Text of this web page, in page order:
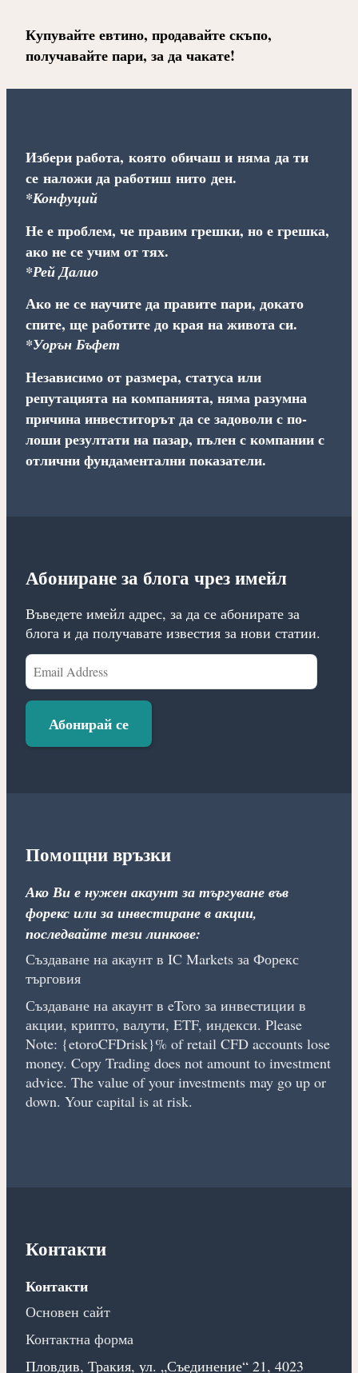
Купувайте евтино, продавайте скъпо,
получавайте пари, за да чакате!
Избери работа, която обичаш и няма да ти
се наложи да работиш нито ден.
*Конфуций
Не е проблем, че правим грешки, но е грешка,
ако не се учим от тях.
*Рей Далио
Ако не се научите да правите пари, докато
спите, ще работите до края на живота си.
*Уорън Бъфет
Независимо от размера, статуса или
репутацията на компанията, няма разумна
причина инвеститорът да се задоволи с по-
лоши резултати на пазар, пълен с компании с
отлични фундаментални показатели.
Абониране за блога чрез имейл
Въведете имейл адрес, за да се абонирате за
блога и да получавате известия за нови статии.
Email
Address
Абонирай се
Помощни връзки
Ако Ви е нужен акаунт за търгуване във
форекс или за инвестиране в акции,
последвайте тези линкове:
Създаване на акаунт в IC Markets за Форекс
търговия
Създаване на акаунт в eToro за инвестиции в
акции, крипто, валути, ETF, индекси. Please
Note: {etoroCFDrisk}% of retail CFD accounts lose
money. Copy Trading does not amount to investment
advice. The value of your investments may go up or
down. Your capital is at risk.
Контакти
Контакти
Основен сайт
Контактна форма
Пловдив, Тракия, ул. „Съединение“ 21, 4023